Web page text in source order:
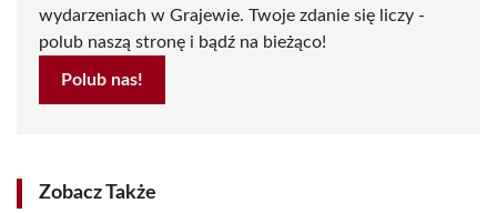
wydarzeniach w Grajewie. Twoje zdanie się liczy -
polub naszą stronę i bądź na bieżąco!
Polub nas!
Zobacz Także